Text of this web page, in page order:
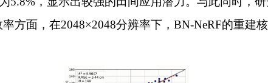
方面，在2048×2048分辨率下，BN-NeRF的重建